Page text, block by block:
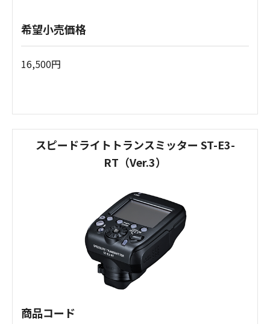
希望小売価格
16,500円
スピードライトトランスミッター ST-E3-
RT（Ver.3）
商品コード